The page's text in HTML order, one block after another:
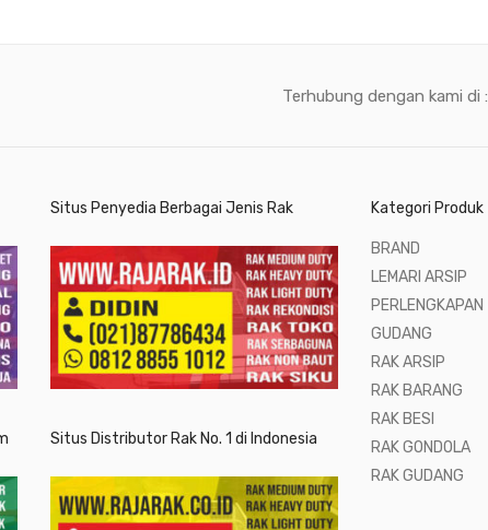
Terhubung dengan kami di :
Situs Penyedia Berbagai Jenis Rak
Situs Distributor Rak No. 1 di Indonesia
Kategori Produk
BRAND
LEMARI ARSIP
PERLENGKAPAN
GUDANG
RAK ARSIP
RAK BARANG
RAK BESI
RAK GONDOLA
RAK GUDANG